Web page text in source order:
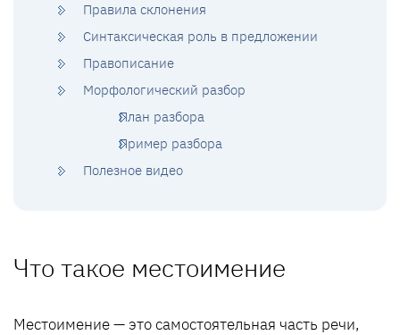
Правила склонения
Синтаксическая роль в предложении
Правописание
Морфологический разбор
План разбора
Пример разбора
Полезное видео
Что такое местоимение
Местоимение — это самостоятельная часть речи,